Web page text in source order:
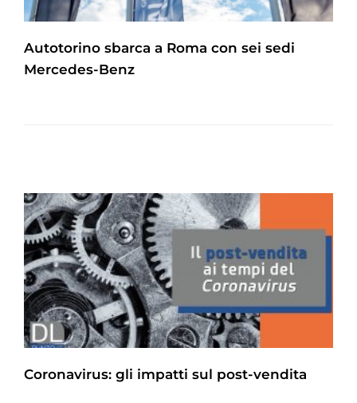
Autotorino sbarca a Roma con sei sedi
Mercedes-Benz
Coronavirus: gli impatti sul post-vendita